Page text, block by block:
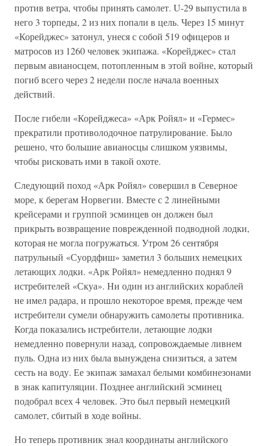
против ветра, чтобы принять самолет. U-29 выпустила в
него 3 торпеды, 2 из них попали в цель. Через 15 минут
«Корейджес» затонул, унеся с собой 519 офицеров и
матросов из 1260 человек экипажа. «Корейджес» стал
первым авианосцем, потопленным в этой войне, который
погиб всего через 2 недели после начала военных
действий.
После гибели «Корейджеса» «Арк Ройял» и «Гермес»
прекратили противолодочное патрулирование. Было
решено, что большие авианосцы слишком уязвимы,
чтобы рисковать ими в такой охоте.
Следующий поход «Арк Ройял» совершил в Северное
море, к берегам Норвегии. Вместе с 2 линейными
крейсерами и группой эсминцев он должен был
прикрыть возвращение поврежденной подводной лодки,
которая не могла погружаться. Утром 26 сентября
патрульный «Суордфиш» заметил 3 больших немецких
летающих лодки. «Арк Ройял» немедленно поднял 9
истребителей «Скуа». Ни один из английских кораблей
не имел радара, и прошло некоторое время, прежде чем
истребители сумели обнаружить самолеты противника.
Когда показались истребители, летающие лодки
немедленно повернули назад, сопровождаемые ливнем
пуль. Одна из них была вынуждена снизиться, а затем
сесть на воду. Ее экипаж замахал белыми комбинезонами
в знак капитуляции. Позднее английский эсминец
подобрал всех 4 человек. Это был первый немецкий
самолет, сбитый в ходе войны.
Но теперь противник знал координаты английского